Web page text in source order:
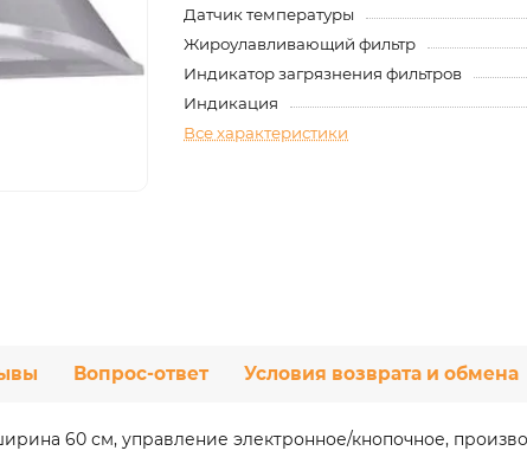
Датчик температуры
Жироулавливающий фильтр
Индикатор загрязнения фильтров
Индикация
Все характеристики
Вопрос-ответ Условия возврата и обмена
60 см, управление электронное/кнопочное,